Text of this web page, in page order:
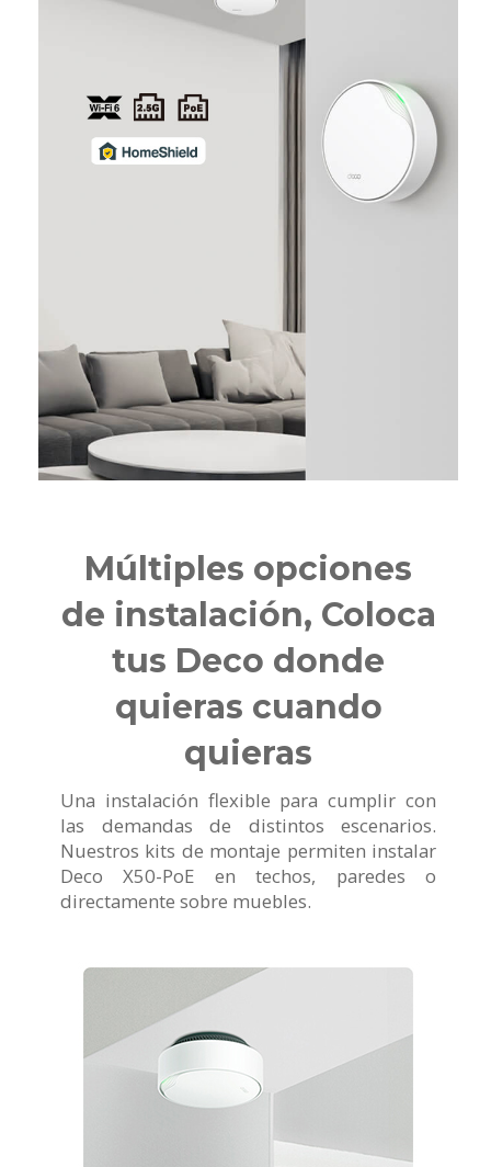
Múltiples opciones
de instalación, Coloca
tus Deco donde
quieras cuando
quieras
Una instalación flexible para cumplir con
las demandas de distintos escenarios.
Nuestros kits de montaje permiten instalar
Deco X50-PoE en techos, paredes o
directamente sobre muebles.